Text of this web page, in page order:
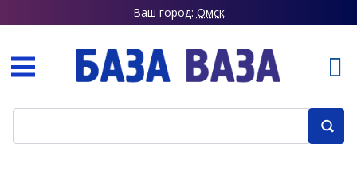
Ваш город: Омск